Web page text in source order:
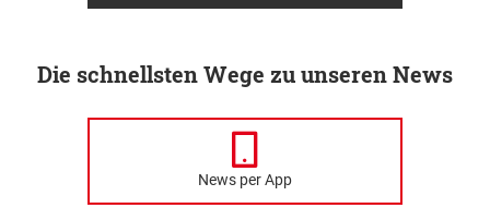
Die schnellsten Wege zu unseren News
News per App